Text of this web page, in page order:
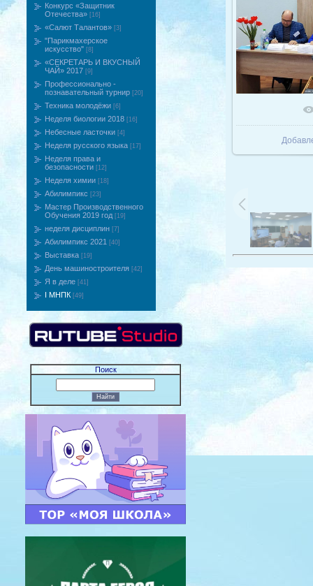
Конкурс «Защитник
Отечества» [16]
«Салют Талантов» [3]
"Парикмахерское
искусство" [8]
«СЕКРЕТАРЬ И ВКУСНЫЙ
ЧАЙ» 2017 [9]
Профессионально -
познавательный турнир [20]
Техника молодёжи [6]
Неделя биологии 2018 [16]
Небесные ласточки [4]
Неделя русского языка [17]
Неделя права и
безопасности [12]
Неделя химии [18]
Абилимпикс [23]
Мастер Производственного
Обучения 2019 год [19]
неделя дисциплин [7]
Абилимпикс 2021 [40]
Выставка [19]
День машиностроителя [42]
Я в деле [41]
I МНПК [49]
Поиск
В